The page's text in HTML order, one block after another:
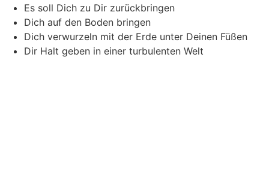
Es soll Dich zu Dir zurückbringen
Dich auf den Boden bringen
Dich ver­wur­zeln mit der Erde unter Dei­nen Füßen
Dir Halt geben in einer tur­bu­len­ten Welt